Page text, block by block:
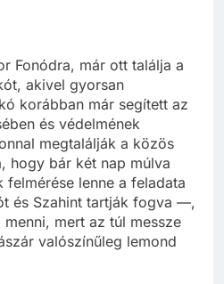
Fonódra, már ott találja a
akivel gyorsan
korábban már segített az
és védelmének
megtalálják a közös
hogy bár két nap múlva
felmérése lenne a feladata
és Szahint tartják fogva —,
mert az túl messze
valószínűleg lemond